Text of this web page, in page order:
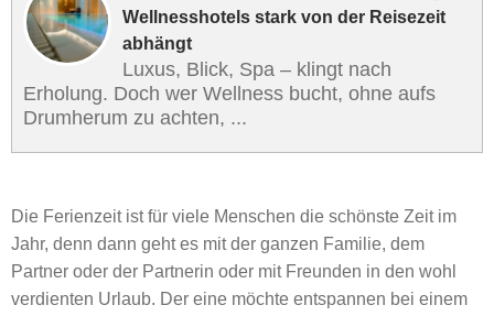
Wellnesshotels stark von der Reisezeit
abhängt
Luxus, Blick, Spa – klingt nach
Erholung. Doch wer Wellness bucht, ohne aufs
Drumherum zu achten, ...
Die Ferienzeit ist für viele Menschen die schönste Zeit im
Jahr, denn dann geht es mit der ganzen Familie, dem
Partner oder der Partnerin oder mit Freunden in den wohl
verdienten Urlaub. Der eine möchte entspannen bei einem